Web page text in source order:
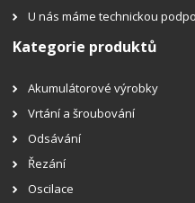
U nás máme technickou
Kategorie produktů
Akumulátorové výrobky
Vrtání a šroubování
Odsávání
Řezání
Oscilace